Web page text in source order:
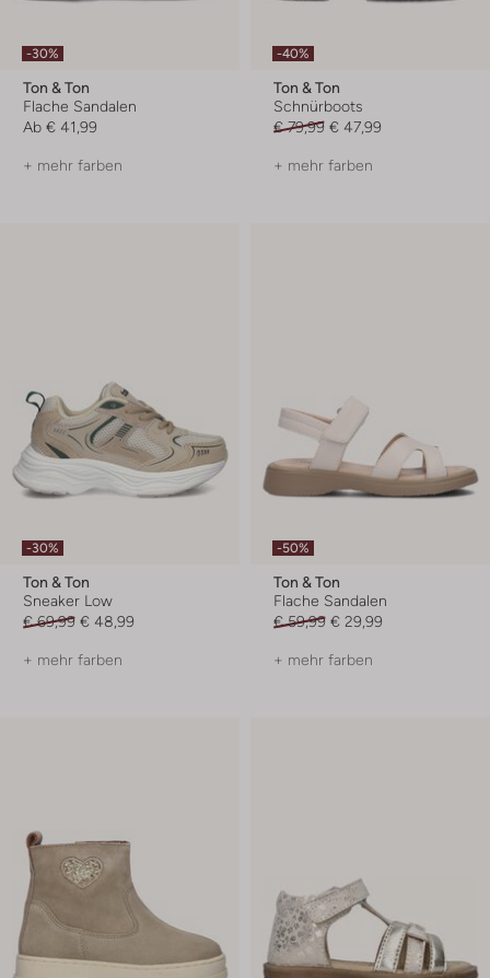
-30%
Ton & Ton
Flache Sandalen
Ab € 41,99
+ mehr farben
-40%
Ton & Ton
Schnürboots
€ 79,99 € 47,99
+ mehr farben
-30%
Ton & Ton
Sneaker Low
€ 69,99 € 48,99
+ mehr farben
-50%
Ton & Ton
Flache Sandalen
€ 59,99 € 29,99
+ mehr farben